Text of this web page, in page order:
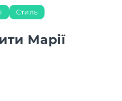
Стиль
Марії